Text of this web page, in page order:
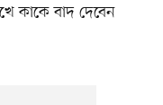
কাকে বাদ দেবেন